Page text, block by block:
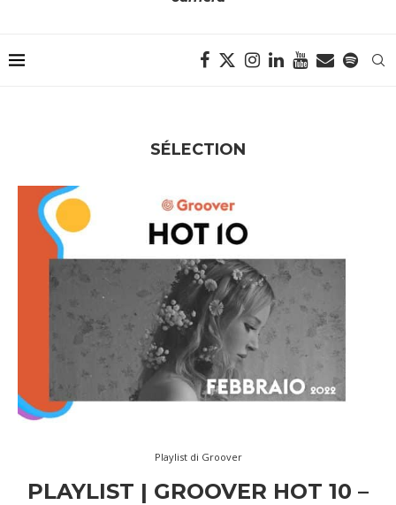
SÉLECTION
Playlist di Groover
PLAYLIST | GROOVER HOT 10 –